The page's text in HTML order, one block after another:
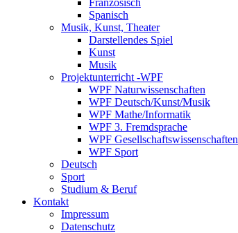
Französisch
Spanisch
Musik, Kunst, Theater
Darstellendes Spiel
Kunst
Musik
Projektunterricht -WPF
WPF Naturwissenschaften
WPF Deutsch/Kunst/Musik
WPF Mathe/Informatik
WPF 3. Fremdsprache
WPF Gesellschaftswissenschaften
WPF Sport
Deutsch
Sport
Studium & Beruf
Kontakt
Impressum
Datenschutz